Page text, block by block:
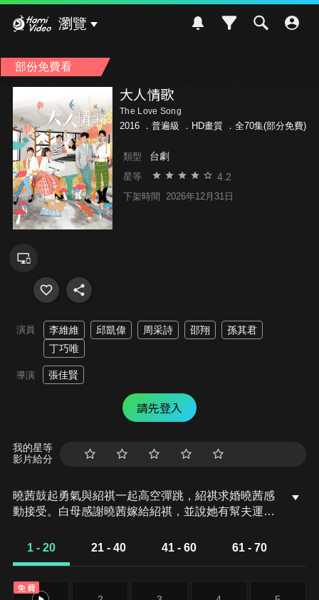
瀏覽
部份免費看
大人情歌
The Love Song
2016 ． 普遍級 ．HD畫質 ．全70集(部分免費)
類型 台劇
星等 4.2
下架時間 2026年12月31日
演員 李維維 邱凱偉 周采詩 邵翔
孫其君
丁巧唯
導演 張佳賢
請先登入
我的星等
影片給分
曉茜鼓起勇氣與紹祺一起高空彈跳，紹祺求婚曉茜感
動接受。白母感謝曉茜嫁給紹祺，並說她有幫夫運，
茜送紹祺搭機，紹祺感謝曉茜的體諒。三年後的曉茜
1 - 20 21 - 40 41 - 60 61 - 70
免費